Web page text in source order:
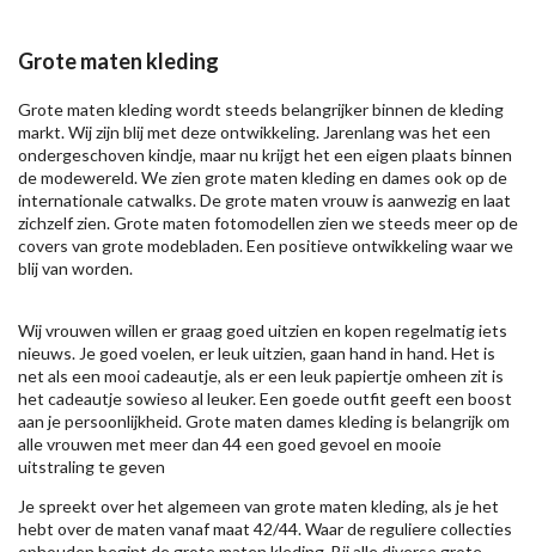
Grote maten kleding
Grote maten kleding wordt steeds belangrijker binnen de kleding
markt. Wij zijn blij met deze ontwikkeling. Jarenlang was het een
ondergeschoven kindje, maar nu krijgt het een eigen plaats binnen
de modewereld. We zien grote maten kleding en dames ook op de
internationale catwalks. De grote maten vrouw is aanwezig en laat
zichzelf zien. Grote maten fotomodellen zien we steeds meer op de
covers van grote modebladen. Een positieve ontwikkeling waar we
blij van worden.
Wij vrouwen willen er graag goed uitzien en kopen regelmatig iets
nieuws. Je goed voelen, er leuk uitzien, gaan hand in hand. Het is
net als een mooi cadeautje, als er een leuk papiertje omheen zit is
het cadeautje sowieso al leuker. Een goede outfit geeft een boost
aan je persoonlijkheid. Grote maten dames kleding is belangrijk om
alle vrouwen met meer dan 44 een goed gevoel en mooie
uitstraling te geven
Je spreekt over het algemeen van grote maten kleding, als je het
hebt over de maten vanaf maat 42/44. Waar de reguliere collecties